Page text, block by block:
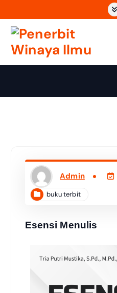
Wahana Insan Berkarya & Berbagi Ilmu
Admin
buku terbit
Esensi Menulis